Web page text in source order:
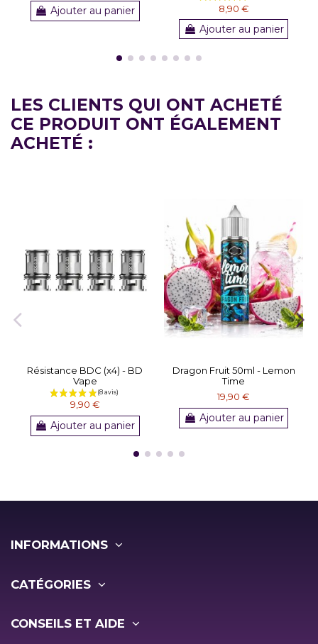
Ajouter au panier 8,90 €
Ajouter au panier
LES CLIENTS QUI ONT ACHETÉ
CE PRODUIT ONT ÉGALEMENT
ACHETÉ :
Résistance BDC (x4) - BD
Vape
9,90 €
Ajouter au panier
Dragon Fruit 50ml - Lemon
Time
19,90 €
Ajouter au panier
INFORMATIONS
CATÉGORIES
CONSEILS ET AIDE